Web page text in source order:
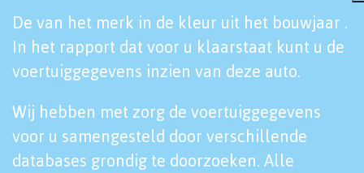
De van het merk in de kleur uit het bouwjaar .
In het rapport dat voor u klaarstaat kunt u de
voertuiggegevens inzien van deze auto.
Wij hebben met zorg de voertuiggegevens
voor u samengesteld door verschillende
databases grondig te doorzoeken. Alle